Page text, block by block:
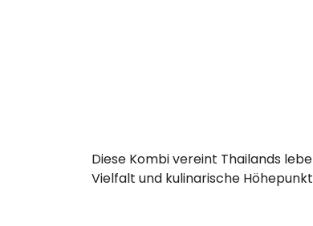
Diese Kombi vereint Thailands
Vielfalt und kulinarische